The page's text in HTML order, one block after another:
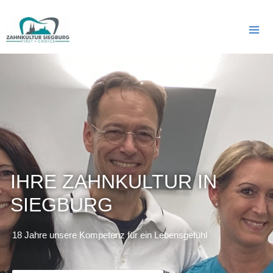
IHRE ZAHNKULTUR IN
SIEGBURG
18 Jahre unsere Kompetenz für ein Lebensgefühl